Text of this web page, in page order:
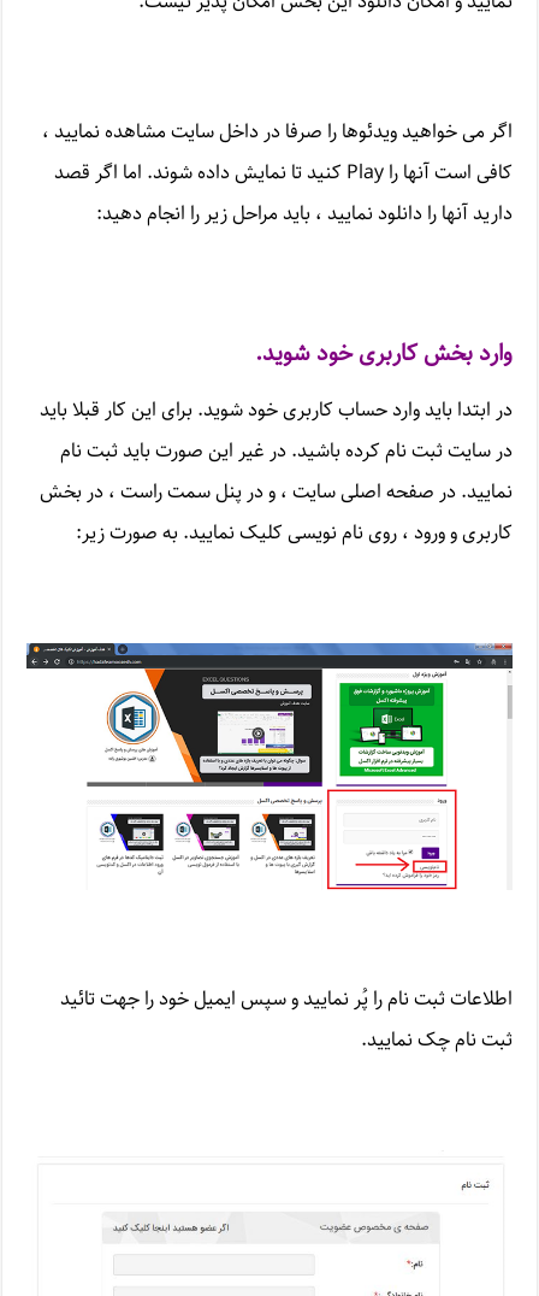
اگر می خواهید ویدئوها را صرفا در داخل سایت مشاهده نمایید ،
کافی است آنها را Play کنید تا نمایش داده شوند. اما اگر قصد
دارید آنها را دانلود نمایید ، باید مراحل زیر را انجام دهید:
وارد بخش کاربری خود شوید.
در ابتدا باید وارد حساب کاربری خود شوید. برای این کار قبلا باید
در سایت ثبت نام کرده باشید. در غیر این صورت باید ثبت نام
نمایید. در صفحه اصلی سایت ، و در پنل سمت راست ، در بخش
کاربری و ورود ، روی نام نویسی کلیک نمایید. به صورت زیر:
اطلاعات ثبت نام را پُر نمایید و سپس ایمیل خود را جهت تائید
ثبت نام چک نمایید.